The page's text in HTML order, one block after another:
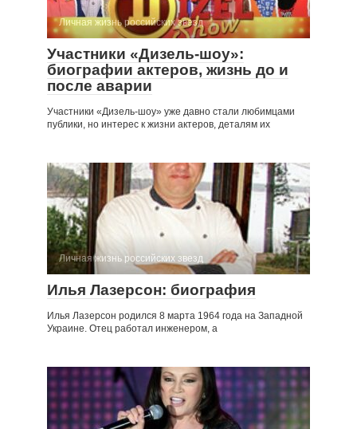
Личная жизнь российских звезд
Участники «Дизель-шоу»:
биографии актеров, жизнь до и
после аварии
Участники «Дизель-шоу» уже давно стали любимцами
публики, но интерес к жизни актеров, деталям их
Личная жизнь российских звезд
Илья Лазерсон: биография
Илья Лазерсон родился 8 марта 1964 года на Западной
Украине. Отец работал инженером, а